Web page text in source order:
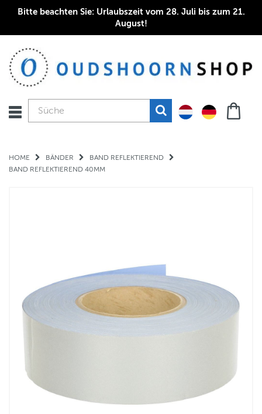
Bitte beachten Sie: Urlaubszeit vom 28. Juli bis zum 21.
August!
HOME BÄNDER
BAND REFLEKTIEREND
BAND REFLEKTIEREND 40MM